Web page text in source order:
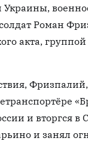
Роман
акта,
и вторгся
и занял